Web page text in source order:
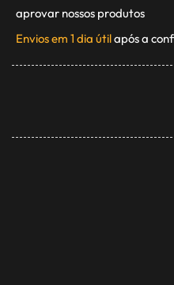
aprovar nossos produtos
Envios em 1 dia útilapós a